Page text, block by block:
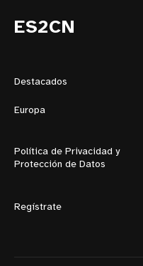
ES2CN
Destacados
Europa
Política de Privacidad y
Protección de Datos
Regístrate